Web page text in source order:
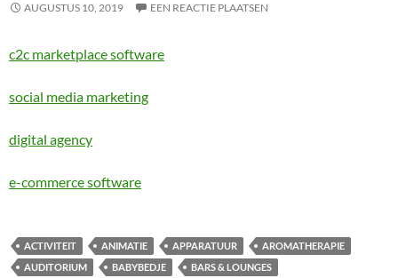
AUGUSTUS 10, 2019 EEN REACTIE PLAATSEN
c2c marketplace software
social media marketing
digital agency
e-commerce software
ACTIVITEIT ANIMATIE APPARATUUR
AROMATHERAPIE
AUDITORIUM
BABYBEDJE
BARS & LOUNGES